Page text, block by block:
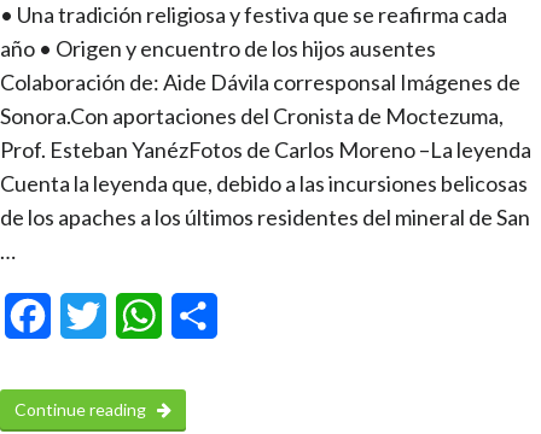
• Una tradición religiosa y festiva que se reafirma cada
año • Origen y encuentro de los hijos ausentes
Colaboración de: Aide Dávila corresponsal Imágenes de
Sonora.Con aportaciones del Cronista de Moctezuma,
Prof. Esteban YanézFotos de Carlos Moreno –La leyenda
Cuenta la leyenda que, debido a las incursiones belicosas
de los apaches a los últimos residentes del mineral de San
…
FacebookTwitter WhatsApp
Continue reading